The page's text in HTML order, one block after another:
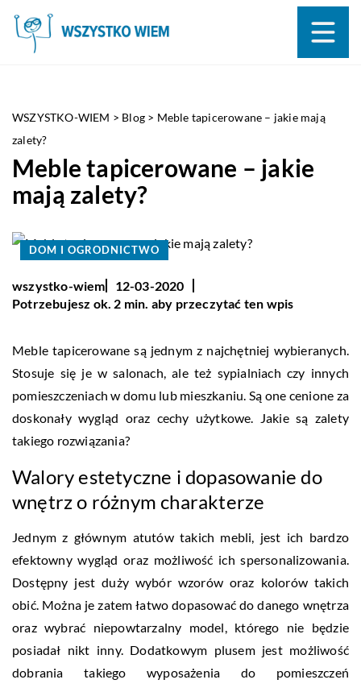
WSZYSTKO-WIEM > Blog > Meble tapicerowane – jakie mają
zalety?
Meble tapicerowane – jakie
mają zalety?
DOM I OGRODNICTWO
wszystko-wiem
12-03-2020
Potrzebujesz ok. 2 min. aby przeczytać ten wpis
Meble tapicerowane są jednym z najchętniej wybieranych.
Stosuje się je w salonach, ale też sypialniach czy innych
pomieszczeniach w domu lub mieszkaniu. Są one cenione za
doskonały wygląd oraz cechy użytkowe. Jakie są zalety
takiego rozwiązania?
Walory estetyczne i dopasowanie do
wnętrz o różnym charakterze
Jednym z głównym atutów takich mebli, jest ich bardzo
efektowny wygląd oraz możliwość ich spersonalizowania.
Dostępny jest duży wybór wzorów oraz kolorów takich
obić. Można je zatem łatwo dopasować do danego wnętrza
oraz wybrać niepowtarzalny model, którego nie będzie
posiadał nikt inny. Dodatkowym plusem jest możliwość
dobrania takiego wyposażenia do pomieszczeń